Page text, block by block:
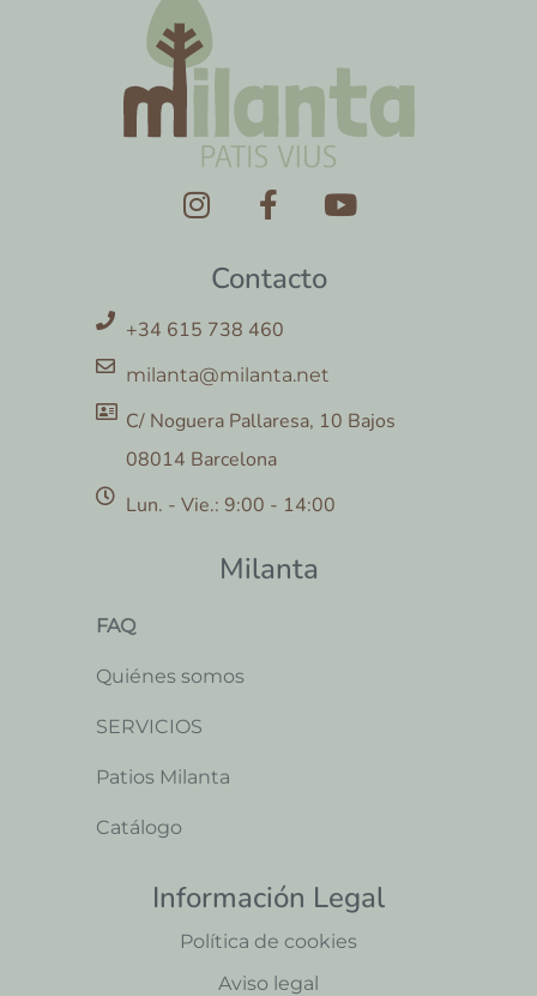
Contacto
+34 615 738 460
milanta@milanta.net
C/ Noguera Pallaresa, 10 Bajos
08014 Barcelona
Lun. - Vie.: 9:00 - 14:00
Milanta
FAQ
Quiénes somos
SERVICIOS
Patios Milanta
Catálogo
Información Legal
Política de cookies
Aviso legal